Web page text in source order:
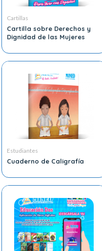
Cartillas
Cartilla sobre Derechos y
Dignidad de las Mujeres
Estudiantes
Cuaderno de Caligrafía